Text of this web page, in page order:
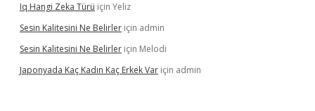
Iq Hangi Zeka Türü için Yeliz
Sesin Kalitesini Ne Belirler için admin
Sesin Kalitesini Ne Belirler için Melodi
Japonyada Kaç Kadın Kaç Erkek Var için admin